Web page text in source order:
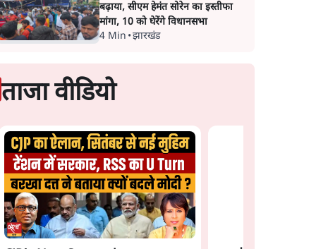
बढ़ाया, सीएम हेमंत सोरेन का इस्तीफा
मांगा, 10 को घेरेंगे विधानसभा
4 Min •झारखंड
ताजा वीडियो